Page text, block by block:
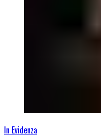
In Evidenza